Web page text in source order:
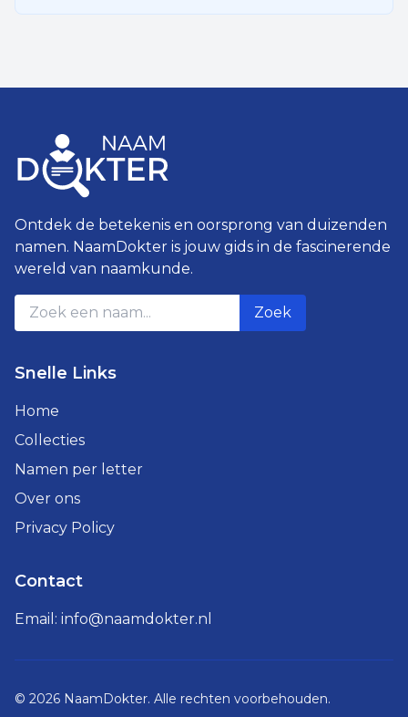
Ontdek de betekenis en oorsprong van duizenden
namen. NaamDokter is jouw gids in de fascinerende
wereld van naamkunde.
Zoek
Snelle Links
Home
Collecties
Namen per letter
Over ons
Privacy Policy
Contact
Email: info@naamdokter.nl
© 2026 NaamDokter. Alle rechten voorbehouden.